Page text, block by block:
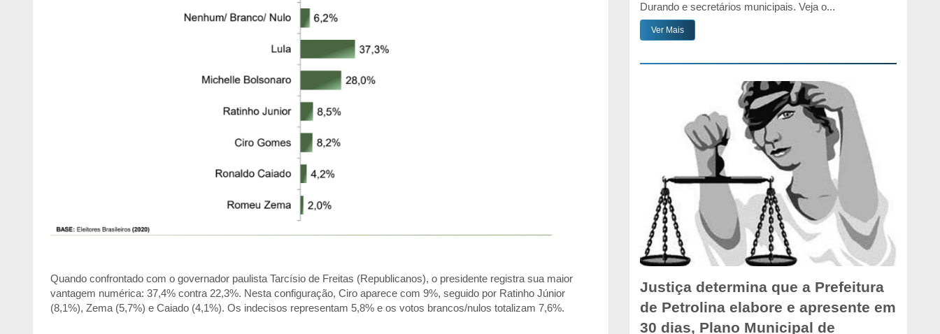
Quando confrontado com o governador paulista Tarcísio de Freitas (Republicanos), o presidente registra sua maior
vantagem numérica: 37,4% contra 22,3%. Nesta configuração, Ciro aparece com 9%, seguido por Ratinho Júnior
(8,1%), Zema (5,7%) e Caiado (4,1%). Os indecisos representam 5,8% e os votos brancos/nulos totalizam 7,6%.
Durando e secretários municipais. Veja o...
Ver Mais
Justiça determina que a Prefeitura
de Petrolina elabore e apresente em
30 dias, Plano Municipal de